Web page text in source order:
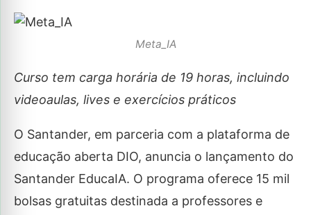
Meta_IA
Curso tem carga horária de 19 horas, incluindo
videoaulas, lives e exercícios práticos
O Santander, em parceria com a plataforma de
educação aberta DIO, anuncia o lançamento do
Santander EducaIA. O programa oferece 15 mil
bolsas gratuitas destinada a professores e